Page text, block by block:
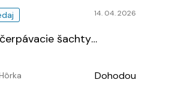
14. 04. 2026
šachty…
Dohodou